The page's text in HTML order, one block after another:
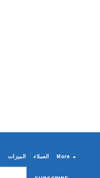
الميزات العملاء More